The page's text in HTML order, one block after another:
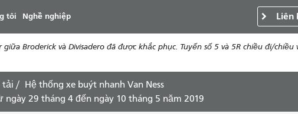
dung
tôi Nghề nghiệp Liên
Broderick và Divisadero đã được khắc phục. Tuyến số 5 và 5R chiều đi/
tải
Hệ thống xe buýt nhanh Van Ness
29 tháng 4 đến ngày 10 tháng 5 năm 2019